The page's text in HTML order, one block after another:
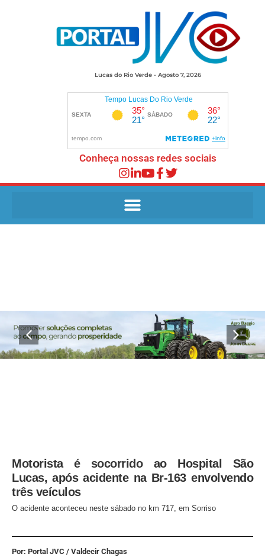
Lucas do Rio Verde - Agosto 7, 2026
Conheça nossas redes sociais
Motorista é socorrido ao Hospital São
Lucas, após acidente na Br-163 envolvendo
três veículos
O acidente aconteceu neste sábado no km 717, em Sorriso
Por: Portal JVC / Valdecir Chagas